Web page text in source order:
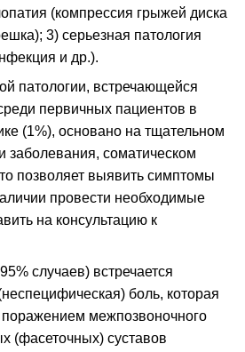
(компрессия грыжей диска
3) серьезная патология
и др.).
патологии, встречающейся
первичных пациентов в
(1%), основано на тщательном
заболевания, соматическом
позволяет выявить симптомы
провести необходимые
на консультацию к
случаев) встречается
боль, которая
межпозвоночного
(фасеточных) суставов